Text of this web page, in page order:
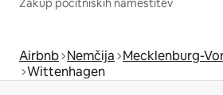
Airbnb Nemčija Mecklenburg-
Wittenhagen